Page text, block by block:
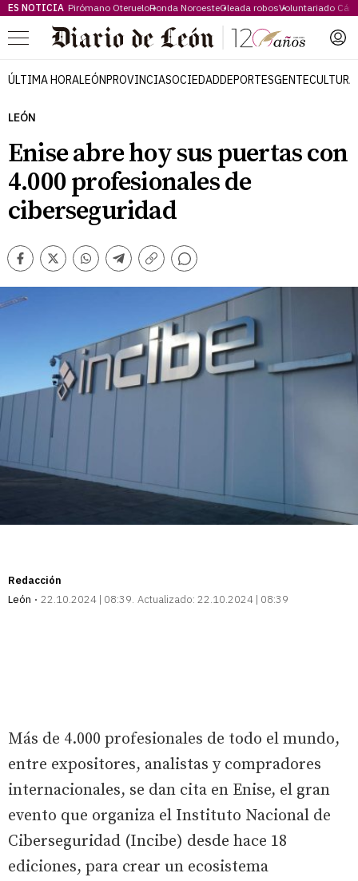
ES NOTICIA Pirómano OterueloRonda NoroesteOleada robosVoluntariado
Menú
ÚLTIMA HORALEÓNPROVINCIASOCIEDADDEPORTESGENTECULTURA
LEÓN
Enise abre hoy sus puertas con
4.000 profesionales de
ciberseguridad
Facebook
TwitterWhatsappTelegram
Copiar
Comentarios
Redacción
León
22.10.2024 | 08:39 Actualizado: 22.10.2024 | 08:39
Más de 4.000 profesionales de todo el mundo,
entre expositores, analistas y compradores
internacionales, se dan cita en Enise, el gran
evento que organiza el Instituto Nacional de
Ciberseguridad (Incibe) desde hace 18
ediciones, para crear un ecosistema